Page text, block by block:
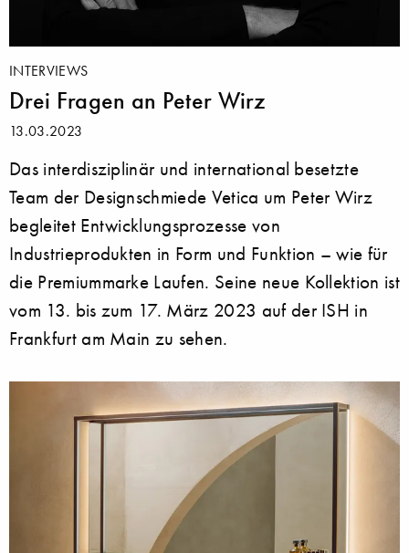
INTERVIEWS
Drei Fragen an Peter Wirz
13.03.2023
Das interdisziplinär und international besetzte
Team der Designschmiede Vetica um Peter Wirz
begleitet Entwicklungsprozesse von
Industrieprodukten in Form und Funktion – wie für
die Premiummarke Laufen. Seine neue Kollektion ist
vom 13. bis zum 17. März 2023 auf der ISH in
Frankfurt am Main zu sehen.